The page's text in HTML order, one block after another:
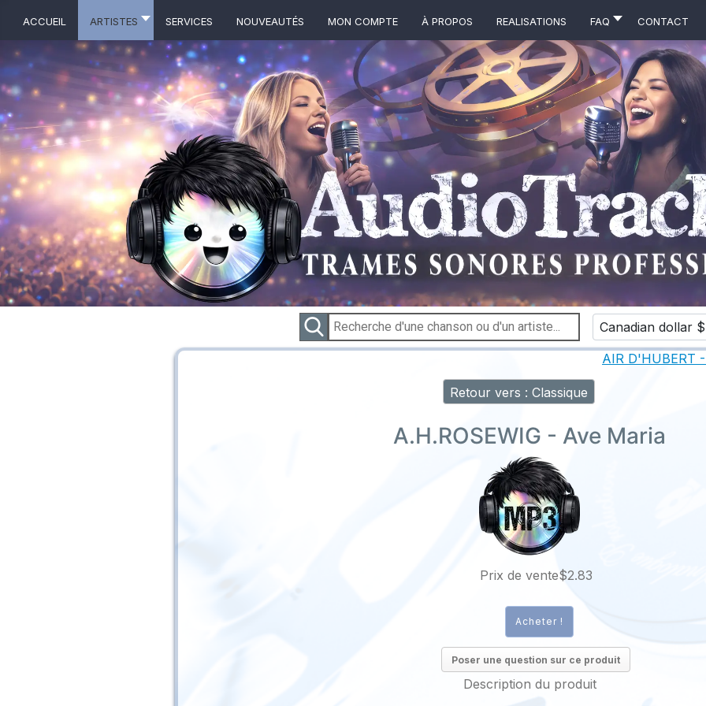
ACCUEIL ARTISTES Services NOUVEAUTÉS MON COMPTE À propos Realisations FAQ Contact
Canadian dollar $
AIR D'HUBERT
Retour vers : Classique
A.H.ROSEWIG - Ave Maria
Prix ​​de vente$2.83
Poser une question sur ce produit
Description du produit